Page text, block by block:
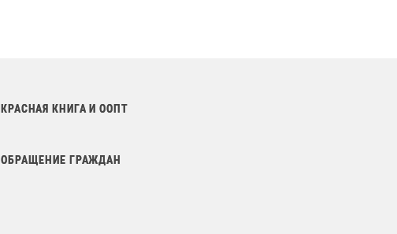
КРАСНАЯ КНИГА И ООПТ
ОБРАЩЕНИЕ ГРАЖДАН